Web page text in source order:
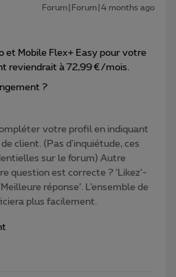
Forum|Forum|4 months ago
et Mobile Flex+ Easy pour votre
reviendrait à 72,99 €/mois.
?
votre profil en indiquant
client. (Pas d'inquiétude, ces
sur le forum) Autre
question est correcte ? ‘Likez’-
réponse’. L’ensemble de
plus facilement.